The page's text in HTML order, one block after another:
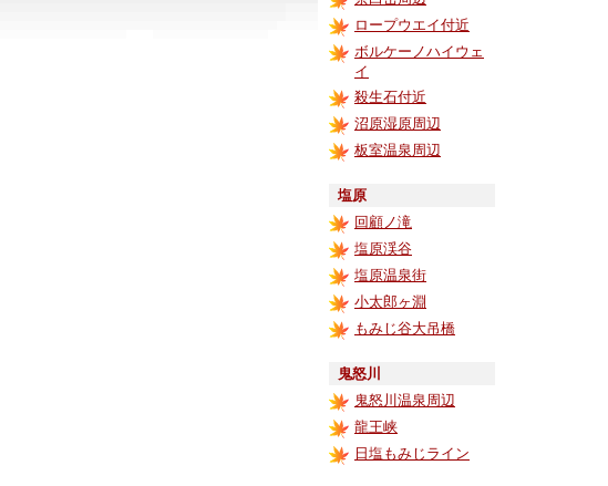
ロープウエイ付近
ボルケーノハイウェ
イ
殺生石付近
沼原湿原周辺
板室温泉周辺
塩原
回顧ノ滝
塩原渓谷
塩原温泉街
小太郎ヶ淵
もみじ谷大吊橋
鬼怒川
鬼怒川温泉周辺
龍王峡
日塩もみじライン